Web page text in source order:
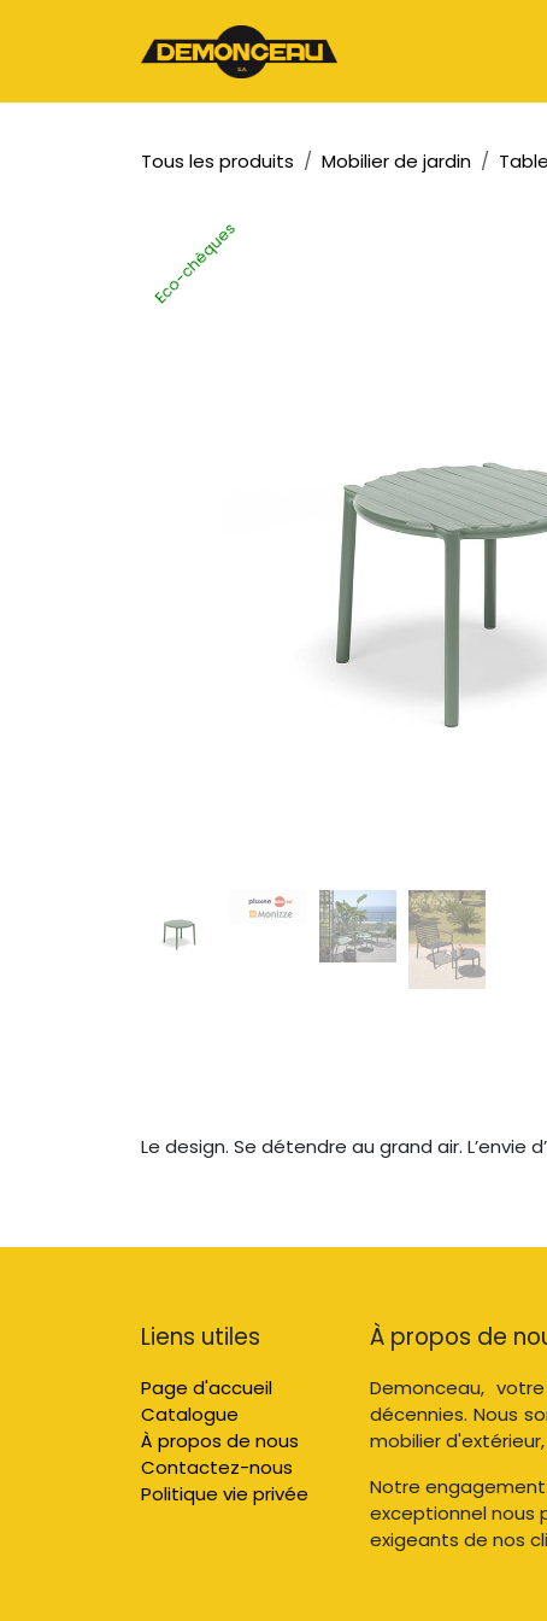
Tous les produits Mobilier de jardin Table
Eco-chèques
Eco-chèques
Le design. Se détendre au grand air.
Liens utiles
Page d'accueil
Catalogue
À propos de nous
Contactez-nous
Politique vie privée
À propos de
Demonceau,
décennies. Nous
mobilier
Notre
exceptionnel nous
exigeants de nos